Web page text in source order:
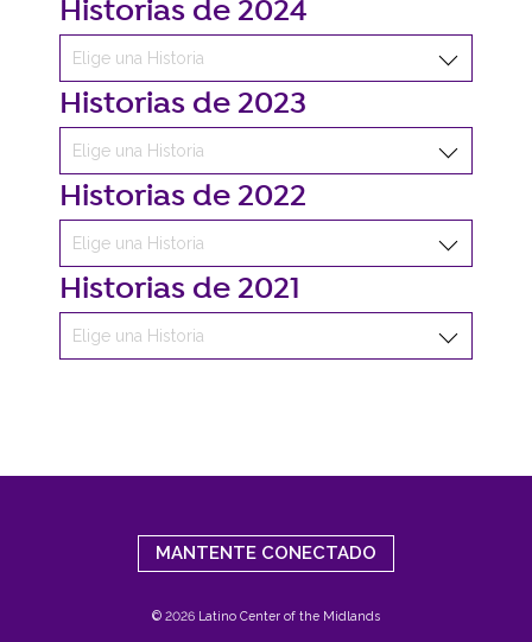
Historias de 2024
Historias de 2023
Historias de 2022
Historias de 2021
MANTENTE CONECTADO
© 2026 Latino Center of the Midlands